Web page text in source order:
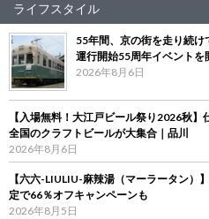
ライフスタイル
55年間、京の街を走り続
運行開始55周年イベントを
2026年8月6日
【入場無料！大江戸ビール祭り2026秋
全国のクラフトビールが大集合｜品川
2026年8月6日
【六六-LIULIU-麻辣湯（マーラータン）
定で66％オフキャンペーンも
2026年8月5日